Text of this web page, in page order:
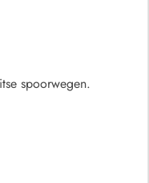
spoorwegen.